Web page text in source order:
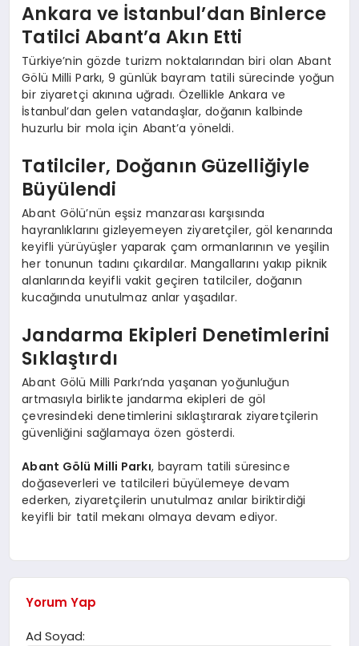
Ankara ve İstanbul’dan Binlerce
Tatilci Abant’a Akın Etti
Türkiye’nin gözde turizm noktalarından biri olan Abant
Gölü Milli Parkı, 9 günlük bayram tatili sürecinde yoğun
bir ziyaretçi akınına uğradı. Özellikle Ankara ve
İstanbul’dan gelen vatandaşlar, doğanın kalbinde
huzurlu bir mola için Abant’a yöneldi.
Tatilciler, Doğanın Güzelliğiyle
Büyülendi
Abant Gölü’nün eşsiz manzarası karşısında
hayranlıklarını gizleyemeyen ziyaretçiler, göl kenarında
keyifli yürüyüşler yaparak çam ormanlarının ve yeşilin
her tonunun tadını çıkardılar. Mangallarını yakıp piknik
alanlarında keyifli vakit geçiren tatilciler, doğanın
kucağında unutulmaz anlar yaşadılar.
Jandarma Ekipleri Denetimlerini
Sıklaştırdı
Abant Gölü Milli Parkı’nda yaşanan yoğunluğun
artmasıyla birlikte jandarma ekipleri de göl
çevresindeki denetimlerini sıklaştırarak ziyaretçilerin
güvenliğini sağlamaya özen gösterdi.
Abant Gölü Milli Parkı, bayram tatili süresince
doğaseverleri ve tatilcileri büyülemeye devam
ederken, ziyaretçilerin unutulmaz anılar biriktirdiği
keyifli bir tatil mekanı olmaya devam ediyor.
Yorum Yap
Ad Soyad: